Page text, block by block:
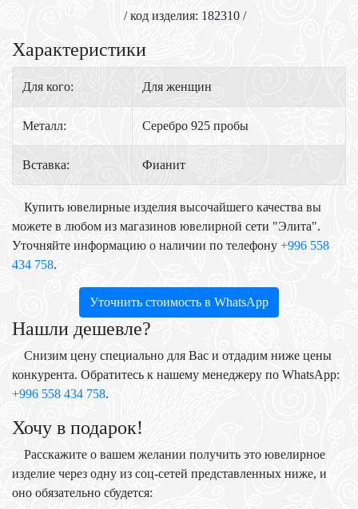
/ код изделия: 182310 /
Характеристики
Для кого: Для женщин
Металл: Серебро 925 пробы
Вставка: Фианит
Купить ювелирные изделия высочайшего качества вы
можете в любом из магазинов ювелирной сети "Элита".
Уточняйте информацию о наличии по телефону +996 558
434 758.
Уточнить стоимость в WhatsApp
Нашли дешевле?
Снизим цену специально для Вас и отдадим ниже цены
конкурента. Обратитесь к нашему менеджеру по WhatsApp:
+996 558 434 758.
Хочу в подарок!
Расскажите о вашем желании получить это ювелирное
изделие через одну из соц-сетей представленных ниже, и
оно обязательно сбудется: